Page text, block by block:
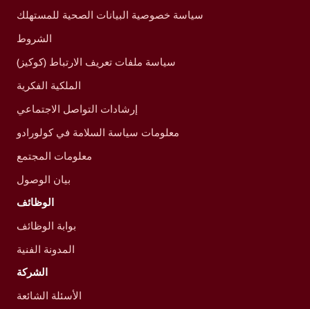
سياسة خصوصية البيانات الصحية للمستهلك
الشروط
سياسة ملفات تعريف الارتباط (كوكيز)
الملكية الفكرية
إرشادات التواصل الاجتماعي
معلومات سياسة السلامة في كولورادو
معلومات المجتمع
بيان الوصول
الوظائف
بوابة الوظائف
المدونة الفنية
الشركة
الأسئلة الشائعة